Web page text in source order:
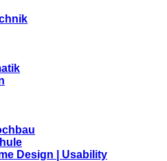
Design | Usability